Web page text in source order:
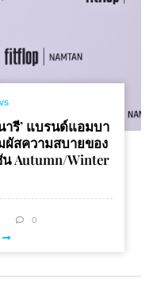
รี’ แบรนด์แอมบา
ผัสความสบายของ
น Autumn/Winter
0